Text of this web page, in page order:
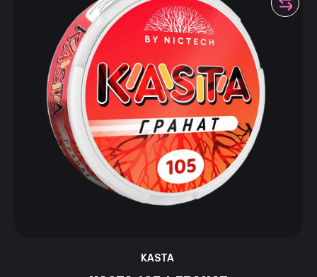
KASTA